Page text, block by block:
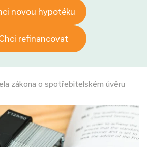
novou hypotéku
refinancovat
zákona o spotřebitelském úvěru